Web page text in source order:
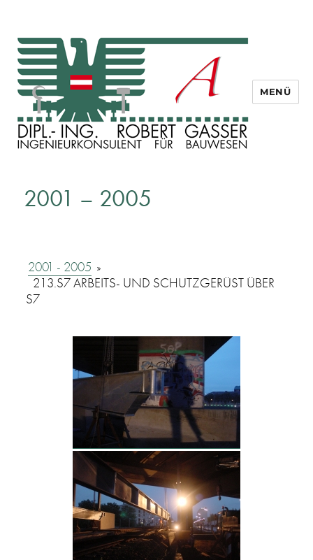
MENÜ
2001 – 2005
2001 - 2005 »
213.S7 ARBEITS- UND SCHUTZGERÜST ÜBER
S7